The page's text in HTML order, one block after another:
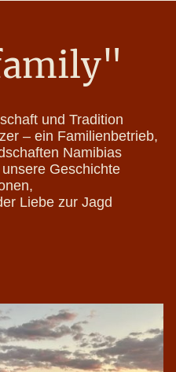
und Tradition
– ein Familienbetrieb,
Namibias
Geschichte
Liebe zur Jagd